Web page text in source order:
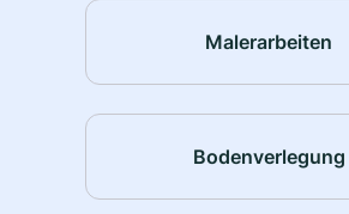
Malerarbeiten
Bodenverlegung